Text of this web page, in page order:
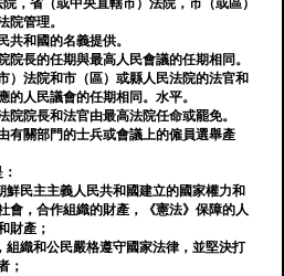
，省（或中央直轄市）法院，市（或區）
院管理。
共和國的名義提供。
院長的任期與最高人民會議的任期相同。
）法院和市（區）或縣人民法院的法官和
的人民議會的任期相同。水平。
院院長和法官由最高法院任命或罷免。
有關部門的士兵或會議上的僱員選舉產
鮮民主主義人民共和國建立的國家權力和
會，合作組織的財產，《憲法》保障的人
財產；
組織和公民嚴格遵守國家法律，並堅決打
；